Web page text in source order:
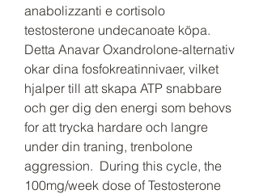
anabolizzanti e cortisolo
testosterone undecanoate köpa.
Detta Anavar Oxandrolone-alternativ
okar dina fosfokreatinnivaer, vilket
hjalper till att skapa ATP snabbare
och ger dig den energi som behovs
for att trycka hardare och langre
under din traning, trenbolone
aggression.  During this cycle, the
100mg/week dose of Testosterone